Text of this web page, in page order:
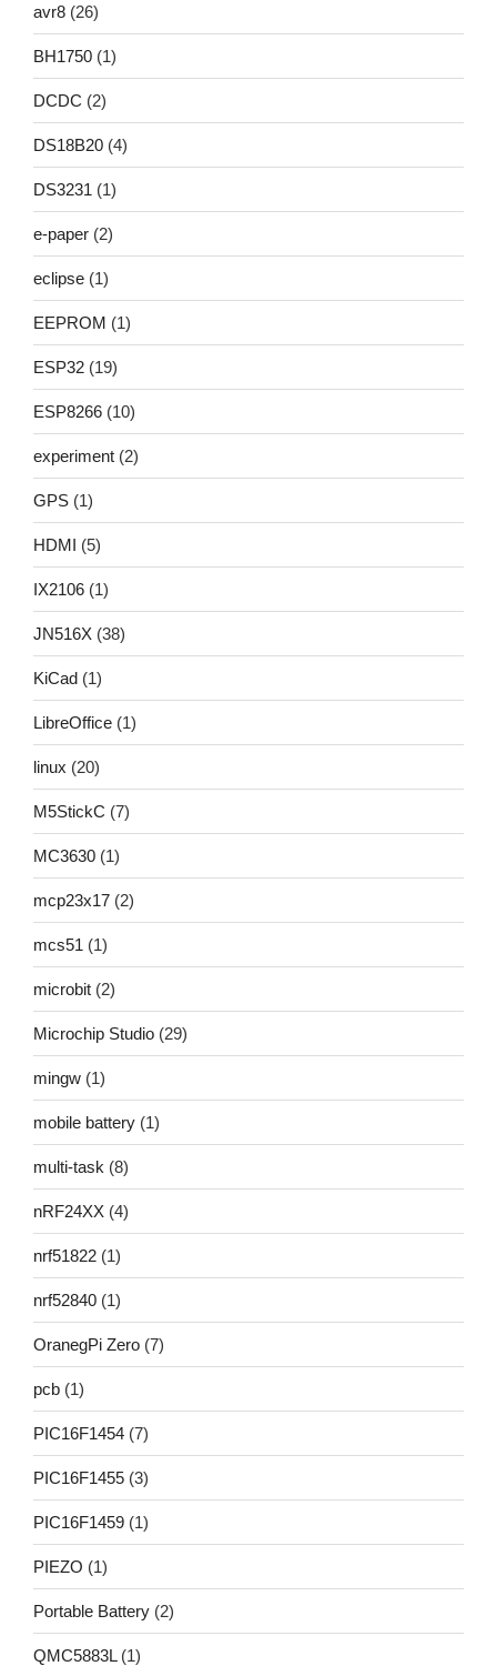
avr8 (26)
BH1750 (1)
DCDC (2)
DS18B20 (4)
DS3231 (1)
e-paper (2)
eclipse (1)
EEPROM (1)
ESP32 (19)
ESP8266 (10)
experiment (2)
GPS (1)
HDMI (5)
IX2106 (1)
JN516X (38)
KiCad (1)
LibreOffice (1)
linux (20)
M5StickC (7)
MC3630 (1)
mcp23x17 (2)
mcs51 (1)
microbit (2)
Microchip Studio (29)
mingw (1)
mobile battery (1)
multi-task (8)
nRF24XX (4)
nrf51822 (1)
nrf52840 (1)
OranegPi Zero (7)
pcb (1)
PIC16F1454 (7)
PIC16F1455 (3)
PIC16F1459 (1)
PIEZO (1)
Portable Battery (2)
QMC5883L(1)